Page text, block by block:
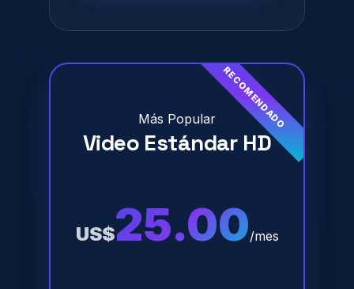
Más Popular
Video Estándar HD
US$25.00/mes